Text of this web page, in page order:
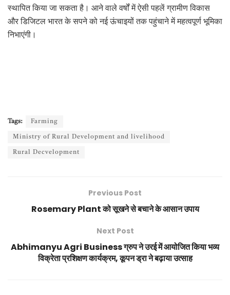
स्थापित किया जा सकता है। आने वाले वर्षों में ऐसी पहलें ग्रामीण विकास
और डिजिटल भारत के सपने को नई ऊंचाइयों तक पहुंचाने में महत्वपूर्ण भूमिका
निभाएंगी।
Tags: Farming
Ministry of Rural Development and livelihood
Rural Decvelopment
Previous Post
Rosemary Plant को सूखने से बचाने के आसान उपाय
Next Post
Abhimanyu Agri Business ग्रुप ने उरई में आयोजित किया भव्य
विक्रेता प्रशिक्षण कार्यक्रम, कूपन ड्रा ने बढ़ाया उत्साह